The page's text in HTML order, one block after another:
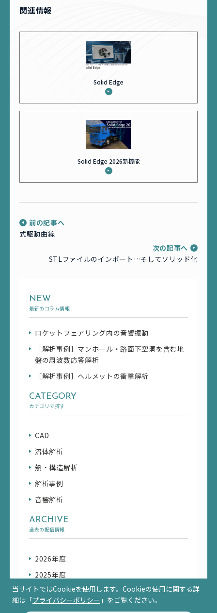
関連情報
Solid Edge
Solid Edge 2026新機能
前の記事へ
式駆動曲線
次の記事へ
STLファイルのインポート…そしてソリッド化
NEW
最新のコラム情報
ロケットフェアリング内の音響振動
［解析事例］マンホール・路面下空洞を含む地
盤の周波数応答解析
［解析事例］ヘルメットの衝撃解析
CATEGORY
カテゴリで探す
CAD
流体解析
熱・構造解析
解析事例
音響解析
ARCHIVE
過去の配信情報
2026年度
2025年度
当サイトではCookieを使用します。Cookieの使用に関する詳
細は「プライバシーポリシー 」をご覧ください。